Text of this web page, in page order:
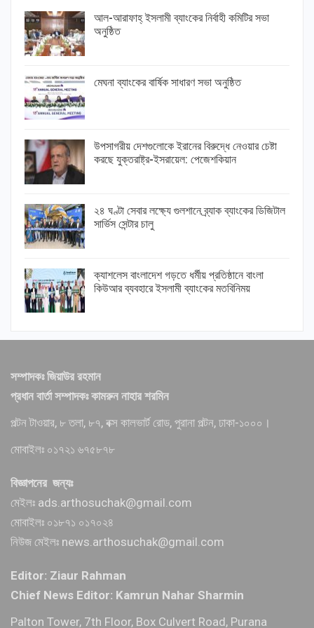
আল-আরাফাহ্ ইসলামী ব্যাংকের নির্বাহী কমিটির সভা
অনুষ্ঠিত
মেঘনা ব্যাংকের বার্ষিক সাধারণ সভা অনুষ্ঠিত
উপসাগরীয় দেশগুলোকে ইরানের বিরুদ্ধে নেওয়ার চেষ্টা
করছে যুক্তরাষ্ট্র-ইসরায়েল: পেজেশকিয়ান
২৪ ঘণ্টা সেবার লক্ষ্যে গুলশানে ব্র্যাক ব্যাংকের ডিজিটাল
সার্ভিস সেন্টার চালু
ক্যাশলেস বাংলাদেশ গড়তে ধর্মীয় প্রতিষ্ঠানে বাংলা
কিউআর ব্যবহারে ইসলামী ব্যাংকের মতবিনিময়
সম্পাদকঃ জিয়াউর রহমান
প্রধান বার্তা সম্পাদকঃ কামরুন নাহার শরমিন
পল্টন টাওয়ার, ৮ তলা, ৮৭, বক্স কালভার্ট রোড, পুরানা পল্টন, ঢাকা-১০০০।
মোবাইলঃ ০১৭২১ ৬৭৫৮৭৮
বিজ্ঞাপনের জন্যঃ
মেইলঃ ads.arthosuchak@gmail.com
মোবাইলঃ ০১৮৭১ ০১৭০২৪
নিউজ মেইলঃ news.arthosuchak@gmail.com
Editor: Ziaur Rahman
Chief News Editor: Kamrun Nahar Sharmin
Palton Tower, 7th Floor, Box Culvert Road, Purana